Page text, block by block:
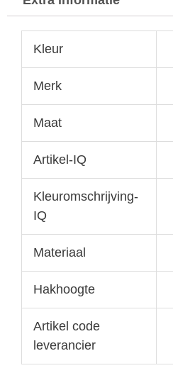
Kleur
Merk
Maat
Artikel-IQ
Kleuromschrijving-
IQ
Materiaal
Hakhoogte
Artikel code
leverancier